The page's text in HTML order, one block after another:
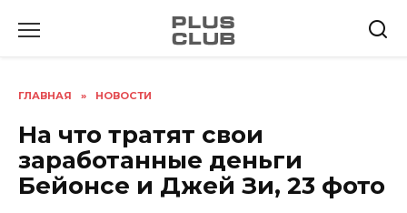
ГЛАВНАЯ » НОВОСТИ
На что тратят свои
заработанные деньги
Бейонсе и Джей Зи, 23 фото